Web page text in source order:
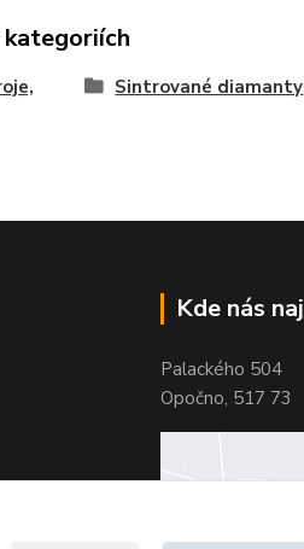
kategoriích
Sintrované diamanty
Kde nás
Palackého 504
Opočno, 517 73